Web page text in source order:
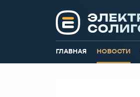
ГЛАВНАЯ НОВОСТИ